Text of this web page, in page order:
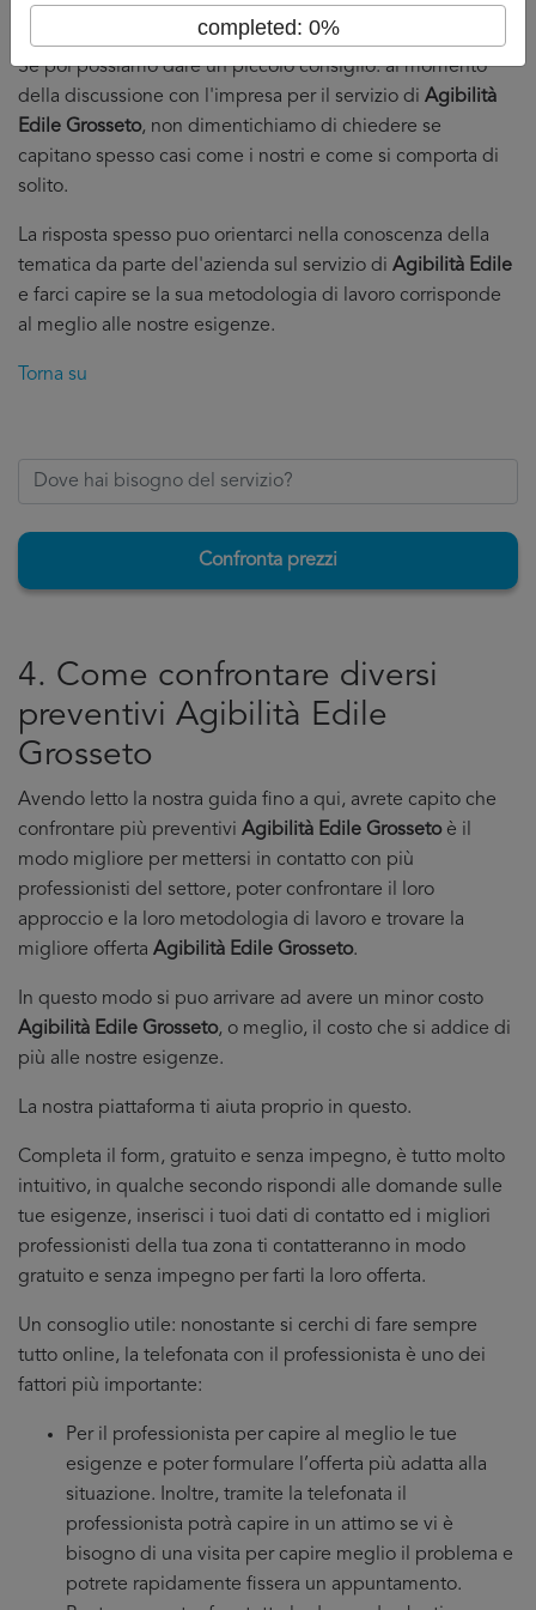
professionista del punto specifico.
Se poi possiamo dare un piccolo consiglio: al momento
della discussione con l'impresa per il servizio di Agibilità
Edile Grosseto, non dimentichiamo di chiedere se
capitano spesso casi come i nostri e come si comporta di
solito.
La risposta spesso puo orientarci nella conoscenza della
tematica da parte del'azienda sul servizio di Agibilità Edile
e farci capire se la sua metodologia di lavoro corrisponde
al meglio alle nostre esigenze.
Torna su
Confronta prezzi
4. Come confrontare diversi
preventivi Agibilità Edile
Grosseto
Avendo letto la nostra guida fino a qui, avrete capito che
confrontare più preventivi Agibilità Edile Grossetoè il
modo migliore per mettersi in contatto con più
professionisti del settore, poter confrontare il loro
approccio e la loro metodologia di lavoro e trovare la
migliore offerta Agibilità Edile Grosseto.
In questo modo si puo arrivare ad avere un minor costo
Agibilità Edile Grosseto, o meglio, il costo che si addice di
più alle nostre esigenze.
La nostra piattaforma ti aiuta proprio in questo.
Completa il form, gratuito e senza impegno, è tutto molto
intuitivo, in qualche secondo rispondi alle domande sulle
tue esigenze, inserisci i tuoi dati di contatto ed i migliori
professionisti della tua zona ti contatteranno in modo
gratuito e senza impegno per farti la loro offerta.
Un consoglio utile: nonostante si cerchi di fare sempre
tutto online, la telefonata con il professionista è uno dei
fattori più importante:
Per il professionista per capire al meglio le tue
esigenze e poter formulare l’offerta più adatta alla
situazione. Inoltre, tramite la telefonata il
professionista potrà capire in un attimo se vi è
bisogno di una visita per capire meglio il problema e
potrete rapidamente fissera un appuntamento.
completed: 0%